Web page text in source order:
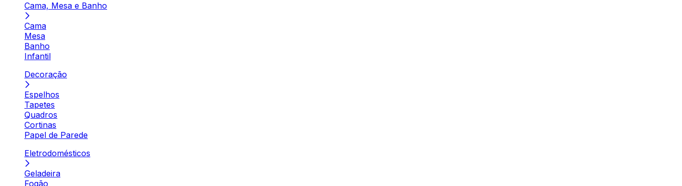
Cama, Mesa e Banho
Cama
Mesa
Banho
Infantil
Decoração
Espelhos
Tapetes
Quadros
Cortinas
Papel de Parede
Eletrodomésticos
Geladeira
Fogão